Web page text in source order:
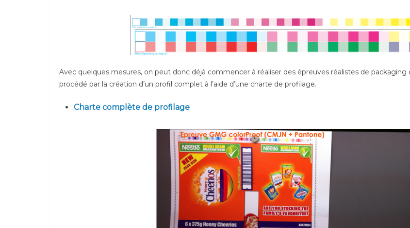
Avec quelques mesures, on peut donc déjà commencer à réaliser des épreuves réalistes de
procédé par la création d’un profil complet à l’aide d’une charte de profilage.
Charte complète de profilage